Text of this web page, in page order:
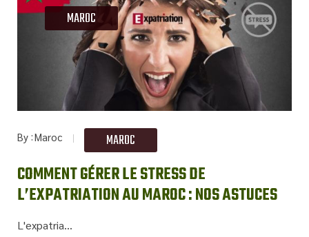
MAROC
By Maroc MAROC
COMMENT GÉRER LE STRESS DE
L’EXPATRIATION AU MAROC : NOS ASTUCES
L'expatria...